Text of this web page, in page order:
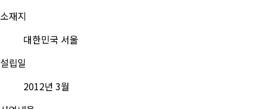
소재지
대한민국 서울
설립일
2012년 3월